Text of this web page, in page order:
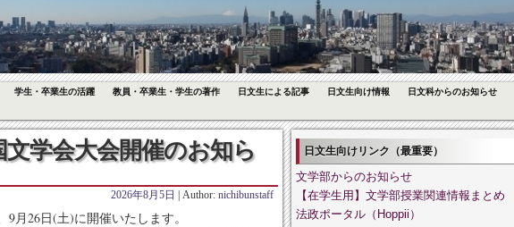
学生・卒業生の活躍 教員・卒業生・学生の著作 日文生による記事 日文生向け情報 日文科からのお知らせ
文学会大会開催のお知ら
2026年8月5日 | Author: nichibunstaff
月26日(土)に開催いたします。
日文生向けリンク（最重要）
文学部からのお知らせ
【在学生用】文学部授業関連情報まとめ
法政ポータル（Hoppii）